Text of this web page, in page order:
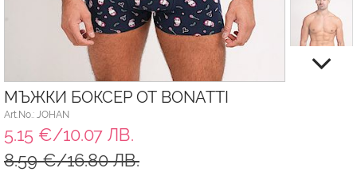
МЪЖКИ БОКСЕР ОТ BONATTI
Art.No.: JOHAN
5.15 €/10.07 ЛВ.
8.59 €/16.80 ЛВ.